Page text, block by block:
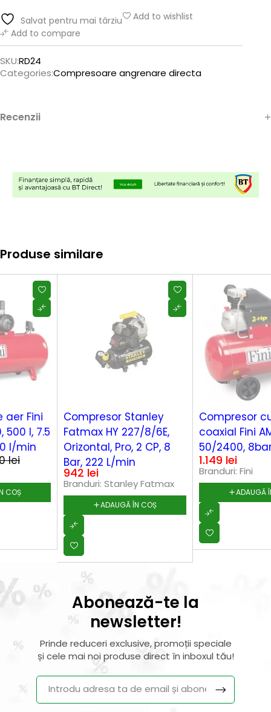
Salvat pentru mai târziu
Add to wishlist
Add to compare
SKU:RD24
Categories:Compresoare angrenare directa
Recenzii
Produse similare
Compresor Stanley
Fatmax HY 227/8/6E,
Orizontal, Pro, 2 CP, 8
Bar, 222 L/min
Branduri:Stanley Fatmax
ADAUGĂ ÎN COȘ
Compresor cu piston
coaxial Fini AMICO
50/2400, 8bar, 50L
ADAUGĂ ÎN COȘ
Abonează-te la
newsletter!
Prinde reduceri exclusive, promoții speciale
și cele mai noi produse direct în inboxul tău!